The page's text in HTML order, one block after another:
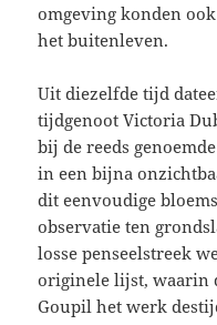
omgeving konden
het buitenleven.
Uit diezelfde tijd
tijdgenoot Victoria
bij de reeds
in een bijna
dit eenvoudige
observatie ten
losse penseelstreek
originele lijst, waarin
Goupil het werk